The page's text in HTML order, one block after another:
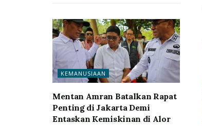
KEMANUSIAAN
Mentan Amran Batalkan Rapat
Penting di Jakarta Demi
Entaskan Kemiskinan di Alor